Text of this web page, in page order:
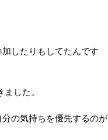
したりもしてたんです
した。
の気持ちを優先するのが